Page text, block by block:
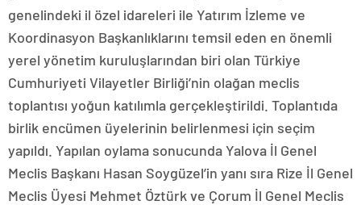
genelindeki il özel idareleri ile Yatırım İzleme ve
Koordinasyon Başkanlıklarını temsil eden en önemli
yerel yönetim kuruluşlarından biri olan Türkiye
Cumhuriyeti Vilayetler Birliği’nin olağan meclis
toplantısı yoğun katılımla gerçekleştirildi. Toplantıda
birlik encümen üyelerinin belirlenmesi için seçim
yapıldı. Yapılan oylama sonucunda Yalova İl Genel
Meclis Başkanı Hasan Soygüzel’in yanı sıra Rize İl Genel
Meclis Üyesi Mehmet Öztürk ve Çorum İl Genel Meclis